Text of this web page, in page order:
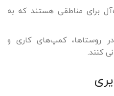
برای مناطقی هستند که به
روستاها، کمپ‌های کاری و
کنند.